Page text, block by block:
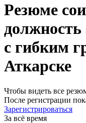
Резюме
с гибким
Аткарске
Чтобы видеть все
После регистрации
Зарегистрироваться
За всё время